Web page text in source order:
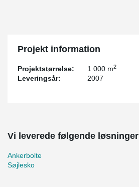
Projekt information
Projektstørrelse: 1 000 m2
Leveringsår: 2007
Vi leverede følgende løsninger
Ankerbolte
Søjlesko